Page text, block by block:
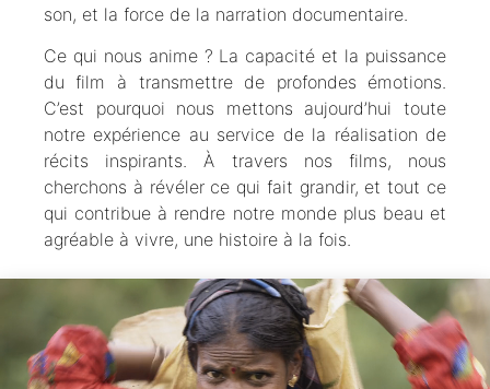
son, et la force de la narration documentaire.
Ce qui nous anime ? La capacité et la puissance
du film à transmettre de profondes émotions.
C’est pourquoi nous mettons aujourd’hui toute
notre expérience au service de la réalisation de
récits inspirants. À travers nos films, nous
cherchons à révéler ce qui fait grandir, et tout ce
qui contribue à rendre notre monde plus beau et
agréable à vivre, une histoire à la fois.